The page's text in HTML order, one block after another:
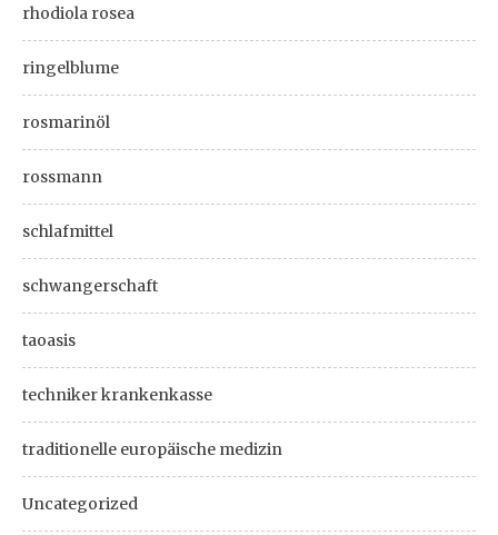
rhodiola rosea
ringelblume
rosmarinöl
rossmann
schlafmittel
schwangerschaft
taoasis
techniker krankenkasse
traditionelle europäische medizin
Uncategorized